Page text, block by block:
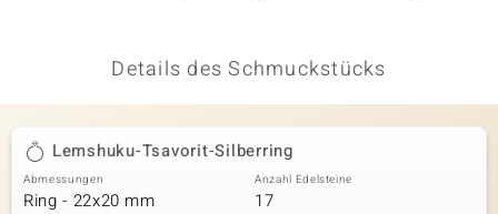
Details des Schmuckstücks
Lemshuku-Tsavorit-Silberring
Abmessungen
Ring - 22x20 mm
Anzahl Edelsteine
17